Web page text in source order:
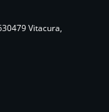
Vitacura,